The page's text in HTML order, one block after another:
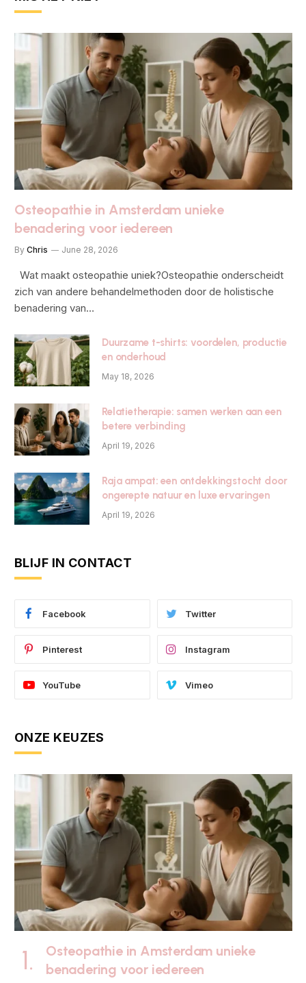
Osteopathie in Amsterdam unieke
benadering voor iedereen
By Chris June 28, 2026
Wat maakt osteopathie uniek?Osteopathie onderscheidt
zich van andere behandelmethoden door de holistische
benadering van…
Duurzame t-shirts: voordelen, productie
en onderhoud
May 18, 2026
Relatietherapie: samen werken aan een
betere verbinding
April 19, 2026
Raja ampat: een ontdekkingstocht door
ongerepte natuur en luxe ervaringen
April 19, 2026
BLIJF IN CONTACT
Facebook Twitter
Pinterest Instagram
YouTube Vimeo
ONZE KEUZES
Osteopathie in Amsterdam unieke
benadering voor iedereen